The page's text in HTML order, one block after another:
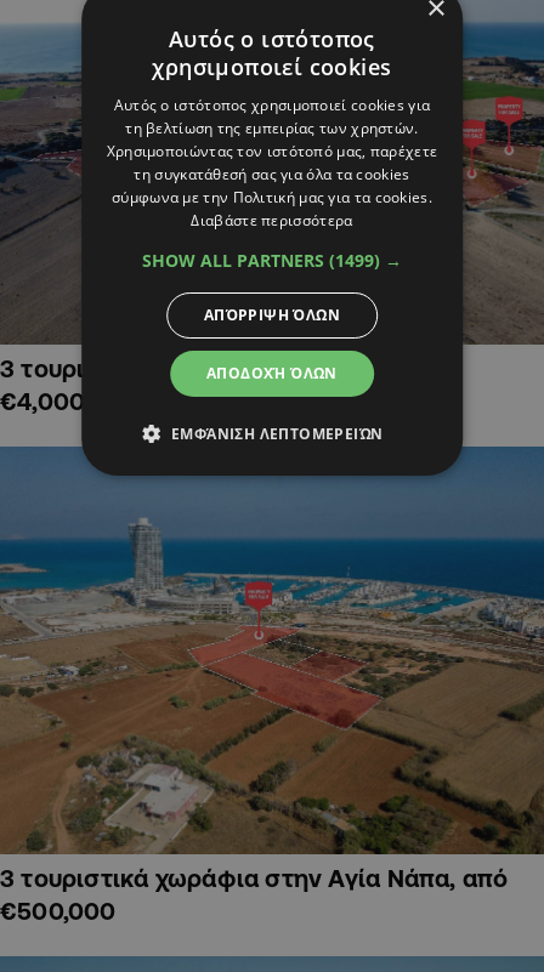
3 τουριστικά χωράφια στην Αλαμινό,
€4,000,000
3 τουριστικά χωράφια στην Αγία Νάπα, από
€500,000
Αυτός ο ιστότοπος
χρησιμοποιεί cookies
Αυτός ο ιστότοπος χρησιμοποιεί cookies για
τη βελτίωση της εμπειρίας των χρηστών.
Χρησιμοποιώντας τον ιστότοπό μας, παρέχετε
τη συγκατάθεσή σας για όλα τα cookies
σύμφωνα με την Πολιτική μας για τα cookies.
Διαβάστε περισσότερα
SHOW ALL PARTNERS (1499) →
ΑΠΟΔΟΧΉ ΌΛΩΝ
ΑΠΌΡΡΙΨΗ ΌΛΩΝ
ΕΜΦΆΝΙΣΗ ΛΕΠΤΟΜΕΡΕΙΏΝ